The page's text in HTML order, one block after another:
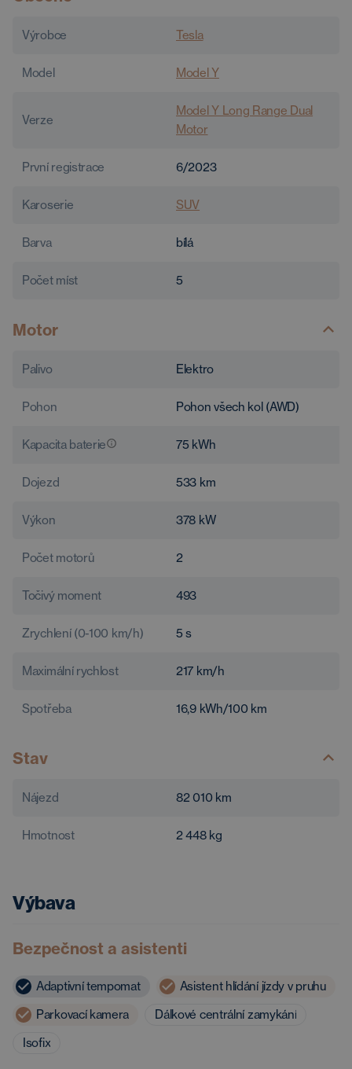
Výrobce Tesla
Model Model Y
Verze
Model Y Long Range Dual
Motor
První registrace 6/2023
Karoserie SUV
Barva bílá
Počet míst 5
Motor
Palivo Elektro
Pohon Pohon všech kol (AWD)
Kapacita baterie 75 kWh
Dojezd 533 km
Výkon 378 kW
Počet motorů 2
Točivý moment 493
Zrychlení (0-100 km/h) 5 s
Maximální rychlost 217 km/h
Spotřeba 16,9 kWh/100 km
Stav
Nájezd 82 010 km
Hmotnost 2 448 kg
Výbava
Bezpečnost a asistenti
Adaptivní tempomat
Asistent hlídání jízdy v pruhu
Parkovací kamera
Dálkové centrální zamykání
Isofix